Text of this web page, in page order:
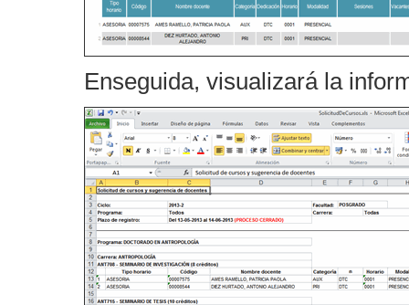
Enseguida, visualizará la